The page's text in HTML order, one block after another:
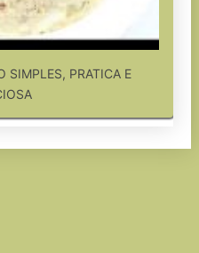
SIMPLES, PRATICA E